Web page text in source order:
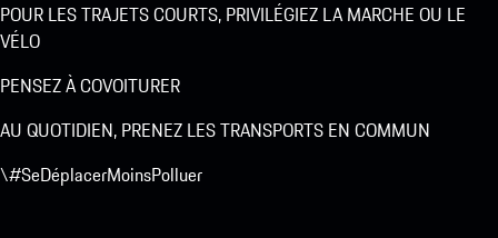
POUR LES TRAJETS COURTS, PRIVILÉGIEZ LA MARCHE OU LE
VÉLO
PENSEZ À COVOITURER
AU QUOTIDIEN, PRENEZ LES TRANSPORTS EN COMMUN
\#SeDéplacerMoinsPolluer